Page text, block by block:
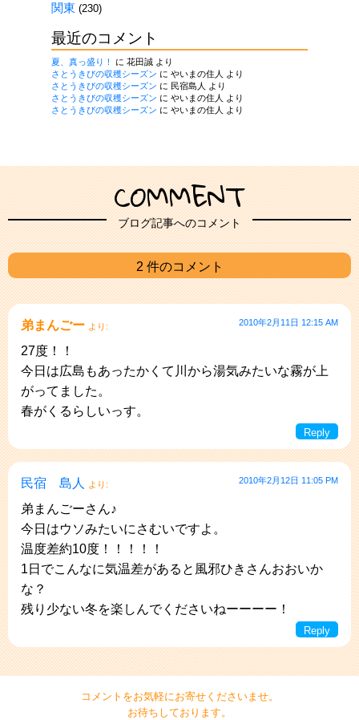
関東 (230)
最近のコメント
夏、真っ盛り！ に 花田誠より
さとうきびの収穫シーズン に やいまの住人
より
さとうきびの収穫シーズン に 民宿島人
より
さとうきびの収穫シーズン に やいまの住人
より
さとうきびの収穫シーズン に やいまの住人 より
COMMENT
ブログ記事へのコメント
2 件のコメント
弟まんごー より: 2010年2月11日 12:15 AM
27度！！
今日は広島もあったかくて川から湯気みたいな霧が上
がってました。
春がくるらしいっす。
Reply
民宿 島人 より: 2010年2月12日 11:05 PM
弟まんごーさん♪
今日はウソみたいにさむいですよ。
温度差約10度！！！！！
1日でこんなに気温差があると風邪ひきさんおおいか
な？
残り少ない冬を楽しんでくださいねーーーー！
Reply
コメントをお気軽にお寄せくださいませ。
お待ちしております。